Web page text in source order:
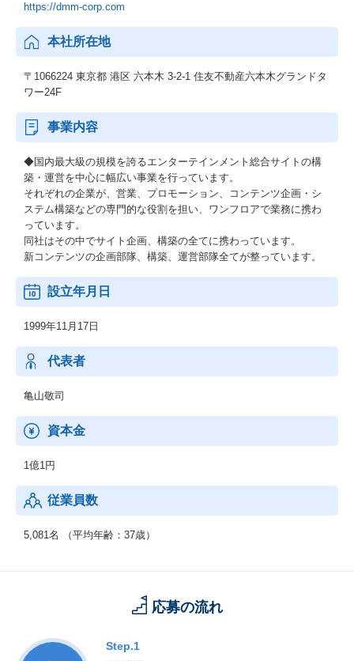
https://dmm-corp.com
本社所在地
〒1066224 東京都 港区 六本木 3-2-1 住友不動産六本木グランドタ
ワー24F
事業内容
◆国内最大級の規模を誇るエンターテインメント総合サイトの構
築・運営を中心に幅広い事業を行っています。
それぞれの企業が、営業、プロモーション、コンテンツ企画・シ
ステム構築などの専門的な役割を担い、ワンフロアで業務に携わ
っています。
同社はその中でサイト企画、構築の全てに携わっています。
新コンテンツの企画部隊、構築、運営部隊全てが整っています。
設立年月日
1999年11月17日
代表者
亀山敬司
資本金
1億1円
従業員数
5,081名 （平均年齢：37歳）
応募の流れ
Step.1